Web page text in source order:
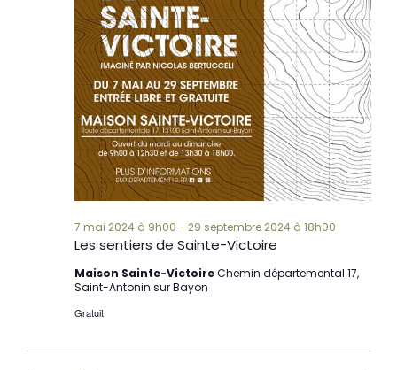
Les sentiers de Sainte-Victoire
7 mai 2024 à 9h00 - 29 septembre 2024 à 18h00
Maison Sainte-VictoireChemin départemental 17,
Saint-Antonin sur Bayon
Gratuit